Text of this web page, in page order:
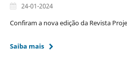
24-01-2024
Confiram a nova edição da Revista
Saiba mais